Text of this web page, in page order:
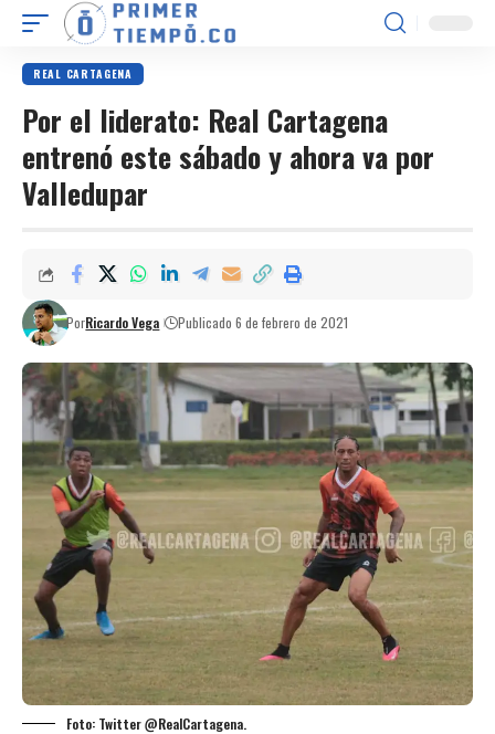
REAL CARTAGENA
Por el liderato: Real Cartagena
entrenó este sábado y ahora va por
Valledupar
PorRicardo Vega Publicado 6 de febrero de 2021
Foto: Twitter @RealCartagena.